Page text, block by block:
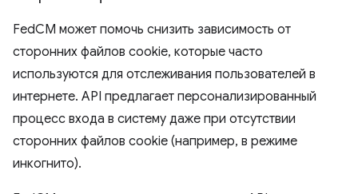
FedCM может помочь снизить зависимость от
сторонних файлов cookie, которые часто
используются для отслеживания пользователей в
интернете. API предлагает персонализированный
процесс входа в систему даже при отсутствии
сторонних файлов cookie (например, в режиме
инкогнито).